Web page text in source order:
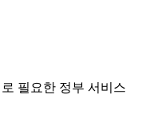
필요한 정부 서비스